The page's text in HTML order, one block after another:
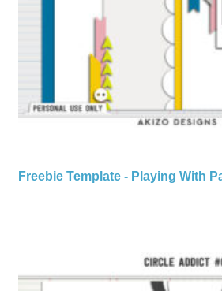
Freebie Template - Playing With